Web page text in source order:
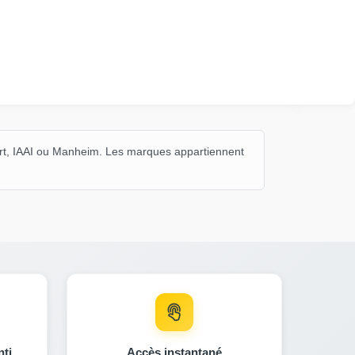
Copart
IAAI ou Manheim. Les marques appartiennent
Accès instantané